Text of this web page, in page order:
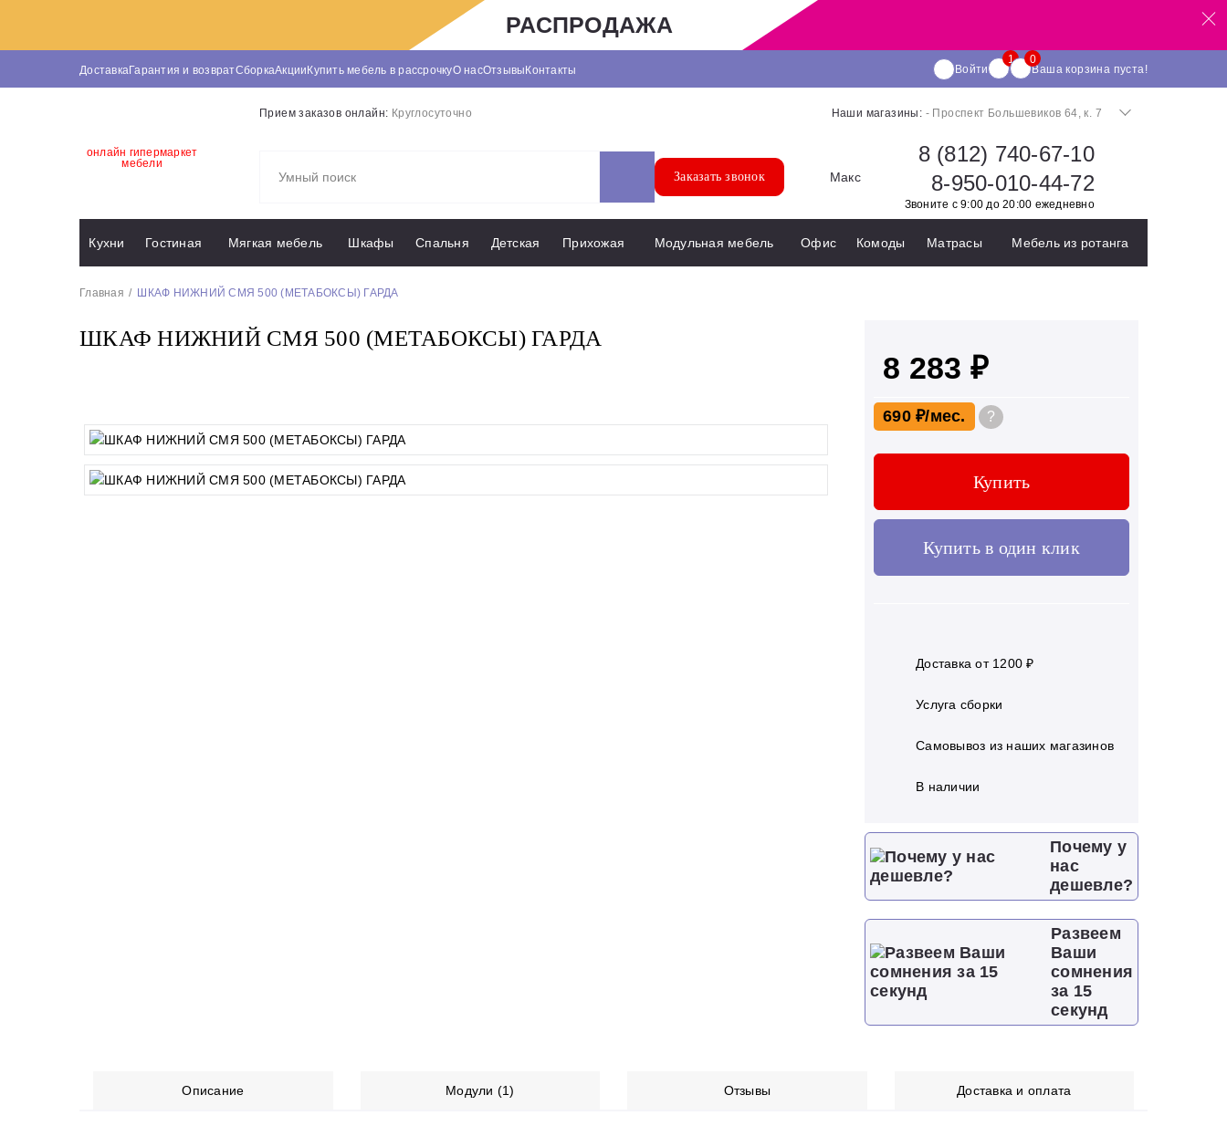
РАСПРОДАЖА
ДоставкаГарантия и возвратСборкаАкцииКупить мебель в рассрочкуО насОтзывыКонтакты Войти Ваша корзина пуста!
онлайн гипермаркет
мебели
Прием заказов онлайн: Круглосуточно Наши магазины: - Проспект Большевиков 64, к. 7
Заказать звонок Макс
8 (812) 740-67-10
8-950-010-44-72
Звоните с 9:00 до 20:00 ежедневно
Кухни Гостиная Мягкая мебель Шкафы Спальня Детская Прихожая Модульная мебель Офис Комоды Матрасы Мебель из ротанга
Главная ШКАФ НИЖНИЙ СМЯ 500 (МЕТАБОКСЫ) ГАРДА
ШКАФ НИЖНИЙ СМЯ 500 (МЕТАБОКСЫ) ГАРДА
8 283 ₽
690 ₽ ?
Купить
Купить в один клик
Доставка от 1200 ₽
Услуга сборки
Самовывоз из наших магазинов
В наличии
Почему у
нас
дешевле?
Развеем
Ваши
сомнения
за 15
секунд
Описание Модули (1) Отзывы Доставка и оплата